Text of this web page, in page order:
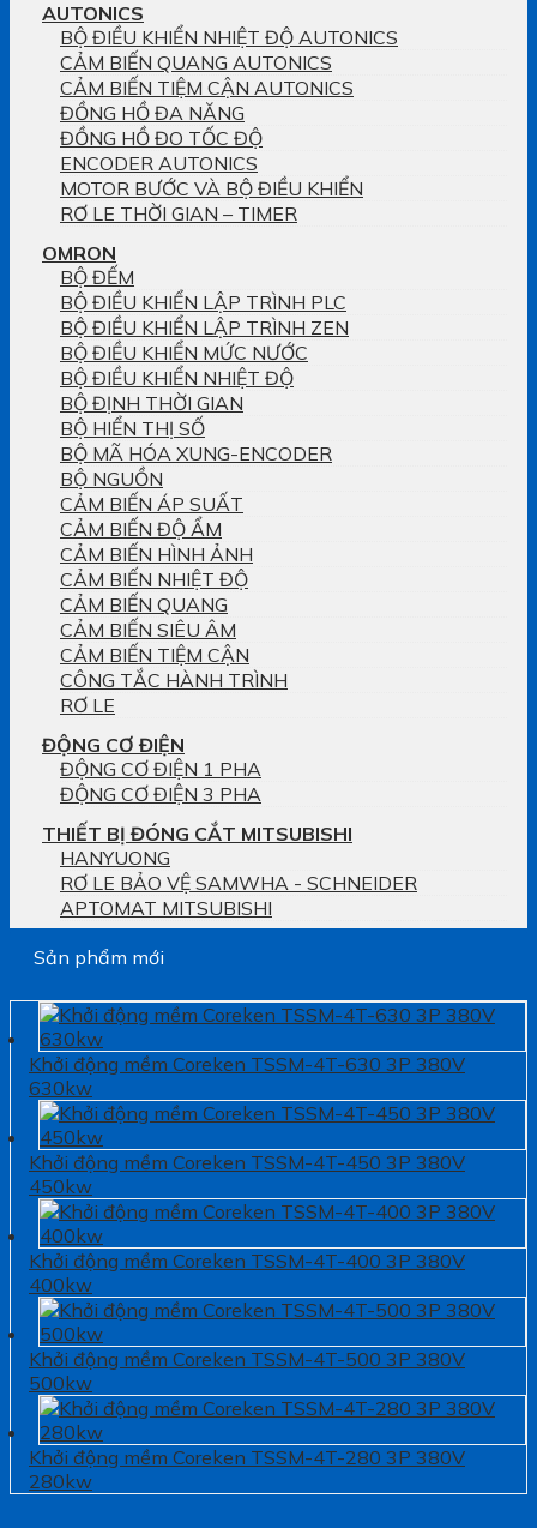
AUTONICS
BỘ ĐIỀU KHIỂN NHIỆT ĐỘ AUTONICS
CẢM BIẾN QUANG AUTONICS
CẢM BIẾN TIỆM CẬN AUTONICS
ĐỒNG HỒ ĐA NĂNG
ĐỒNG HỒ ĐO TỐC ĐỘ
ENCODER AUTONICS
MOTOR BƯỚC VÀ BỘ ĐIỀU KHIỂN
RƠ LE THỜI GIAN – TIMER
OMRON
BỘ ĐẾM
BỘ ĐIỀU KHIỂN LẬP TRÌNH PLC
BỘ ĐIỀU KHIỂN LẬP TRÌNH ZEN
BỘ ĐIỀU KHIỂN MỨC NƯỚC
BỘ ĐIỀU KHIỂN NHIỆT ĐỘ
BỘ ĐỊNH THỜI GIAN
BỘ HIỂN THỊ SỐ
BỘ MÃ HÓA XUNG-ENCODER
BỘ NGUỒN
CẢM BIẾN ÁP SUẤT
CẢM BIẾN ĐỘ ẨM
CẢM BIẾN HÌNH ẢNH
CẢM BIẾN NHIỆT ĐỘ
CẢM BIẾN QUANG
CẢM BIẾN SIÊU ÂM
CẢM BIẾN TIỆM CẬN
CÔNG TẮC HÀNH TRÌNH
RƠ LE
ĐỘNG CƠ ĐIỆN
ĐỘNG CƠ ĐIỆN 1 PHA
ĐỘNG CƠ ĐIỆN 3 PHA
THIẾT BỊ ĐÓNG CẮT MITSUBISHI
HANYUONG
RƠ LE BẢO VỆ SAMWHA - SCHNEIDER
APTOMAT MITSUBISHI
Sản phẩm mới
Khởi động mềm Coreken TSSM-4T-630 3P 380V
630kw
Khởi động mềm Coreken TSSM-4T-450 3P 380V
450kw
Khởi động mềm Coreken TSSM-4T-400 3P 380V
400kw
Khởi động mềm Coreken TSSM-4T-500 3P 380V
500kw
Khởi động mềm Coreken TSSM-4T-280 3P 380V
280kw